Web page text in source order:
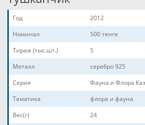
Год
2012
Номинал
500 тенге
Тираж (тыс.шт.)
5
Металл
серебро 925
Серия
Фауна и Флора
Тематика
флора и фауна
Вес(г)
24